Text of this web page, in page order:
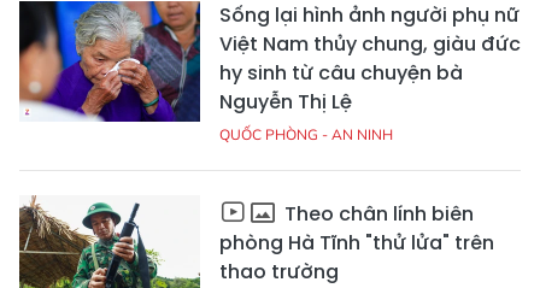
Sống lại hình ảnh người phụ nữ
Việt Nam thủy chung, giàu đức
hy sinh từ câu chuyện bà
Nguyễn Thị Lệ
QUỐC PHÒNG - AN NINH
Theo chân lính biên
phòng Hà Tĩnh "thử lửa" trên
thao trường